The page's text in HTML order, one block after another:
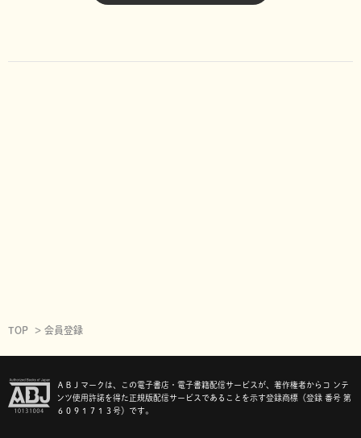
TOP 会員登録
ＡＢＪマークは、この電子書店・電子書籍配信サービスが、著作権者からコ ンテ
ンツ使用許諾を得た正規版配信サービスであることを示す登録商標（登録 番号 第
６０９１７１３号）です。